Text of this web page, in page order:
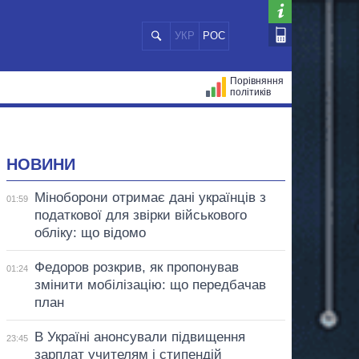
УКР РОС
Порівняння
політиків
НОВИНИ
01:59
Міноборони отримає дані українців з
податкової для звірки військового
обліку: що відомо
01:24
Федоров розкрив, як пропонував
змінити мобілізацію: що передбачав
план
23:45
В Україні анонсували підвищення
зарплат учителям і стипендій